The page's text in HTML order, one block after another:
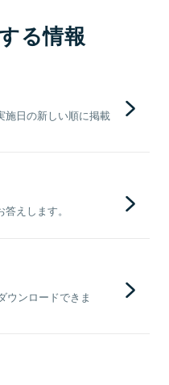
る情報
施日の新しい順に掲載
えします。
ウンロードできま